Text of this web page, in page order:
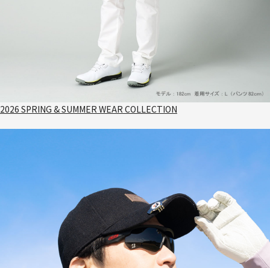
2026 SPRING & SUMMER WEAR COLLECTION